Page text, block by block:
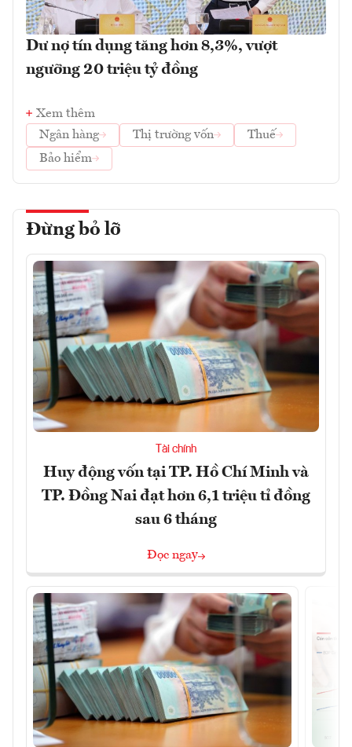
Dư nợ tín dụng tăng hơn 8,3%, vượt
ngưỡng 20 triệu tỷ đồng
Xem thêm
Ngân hàng
Thị trường vốn
Thuế
Bảo hiểm
Đừng bỏ lỡ
Tài chính
Huy động vốn tại TP. Hồ Chí Minh và
TP. Đồng Nai đạt hơn 6,1 triệu tỉ đồng
sau 6 tháng
Đọc ngay